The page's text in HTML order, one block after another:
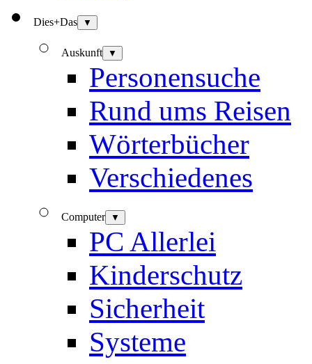
Dies+Das ▼
Auskunft ▼
Personensuche
Rund ums Reisen
Wörterbücher
Verschiedenes
Computer ▼
PC Allerlei
Kinderschutz
Sicherheit
Systeme